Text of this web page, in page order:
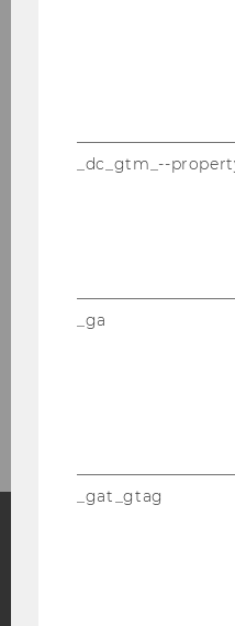
Political Economy
_dc_gtm_--
_ga
_gat_gtag